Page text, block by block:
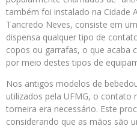
também foi instalado na Cidade
Tancredo Neves, consiste em
dispensa qualquer tipo de
copos ou garrafas, o que acaba
por meio destes tipos de
Nos antigos modelos de
utilizados pela UFMG, o contato
torneira era necessário. Este
considerando que as mãos são